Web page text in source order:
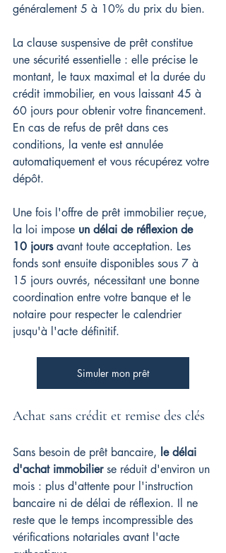
généralement 5 à 10% du prix du bien.
La clause suspensive de prêt constitue
une sécurité essentielle : elle précise le
montant, le taux maximal et la durée du
crédit immobilier, en vous laissant 45 à
60 jours pour obtenir votre financement.
En cas de refus de prêt dans ces
conditions, la vente est annulée
automatiquement et vous récupérez votre
dépôt.
Une fois l'offre de prêt immobilier reçue,
la loi impose un délai de réflexion de
10 jours avant toute acceptation. Les
fonds sont ensuite disponibles sous 7 à
15 jours ouvrés, nécessitant une bonne
coordination entre votre banque et le
notaire pour respecter le calendrier
jusqu'à l'acte définitif.
Simuler mon prêt
Achat sans crédit et remise des clés
Sans besoin de prêt bancaire, le délai
d'achat immobilier se réduit d'environ un
mois : plus d'attente pour l'instruction
bancaire ni de délai de réflexion. Il ne
reste que le temps incompressible des
vérifications notariales avant l'acte